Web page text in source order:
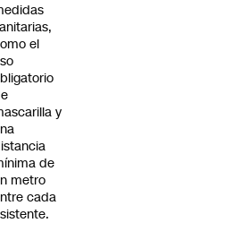
el
y
de
metro
cada